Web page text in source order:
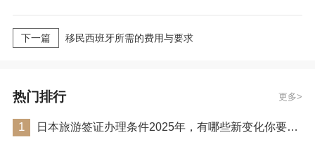
下一篇 移民西班牙所需的费用与要求
热门排行 更多
1 日本旅游签证办理条件2025年，有哪些新变化你要注意？